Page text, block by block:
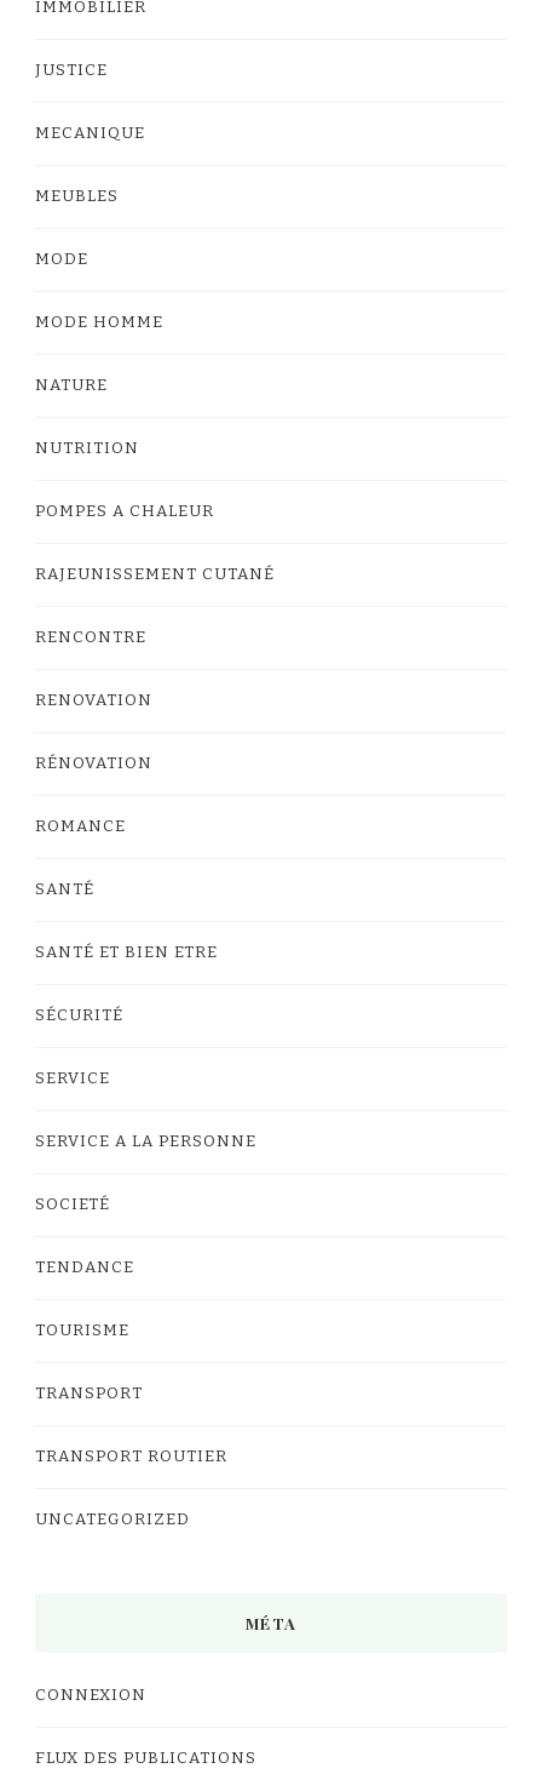
IMMOBILIER
JUSTICE
MECANIQUE
MEUBLES
MODE
MODE HOMME
NATURE
NUTRITION
POMPES A CHALEUR
RAJEUNISSEMENT CUTANÉ
RENCONTRE
RENOVATION
RÉNOVATION
ROMANCE
SANTÉ
SANTÉ ET BIEN ETRE
SÉCURITÉ
SERVICE
SERVICE A LA PERSONNE
SOCIETÉ
TENDANCE
TOURISME
TRANSPORT
TRANSPORT ROUTIER
UNCATEGORIZED
MÉTA
CONNEXION
FLUX DES PUBLICATIONS